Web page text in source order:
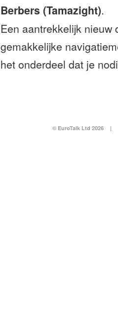
Berbers (Tamazight).
Een aantrekkelijk nieuw
gemakkelijke
het onderdeel dat je
© EuroTalk Ltd 2026 |